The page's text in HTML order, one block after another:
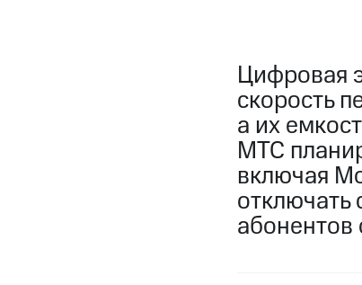
Цифровая
скорость
а их
МТС
включая
отключать
абонентов